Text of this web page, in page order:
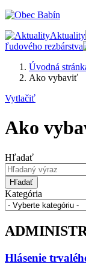
Aktuality
ľudového rezbárstva
Úvodná
Ako vybaviť
Vytlačiť
Ako
Hľadať
Hľadať
Kategória
Hlásenie